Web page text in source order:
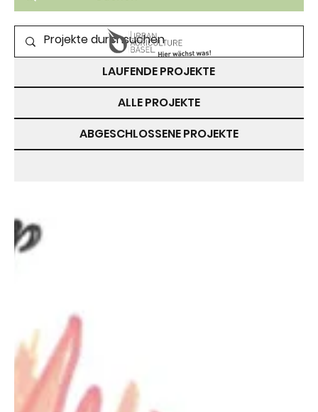
PROJEKTE ZUM MITMACHEN
LAUFENDE PROJEKTE
ALLE PROJEKTE
ABGESCHLOSSENE PROJEKTE